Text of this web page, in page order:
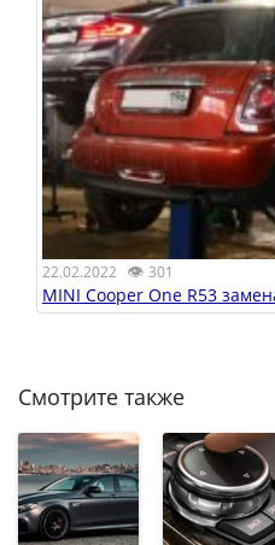
22.02.2022 👁 301
MINI Cooper One R53
Смотрите также